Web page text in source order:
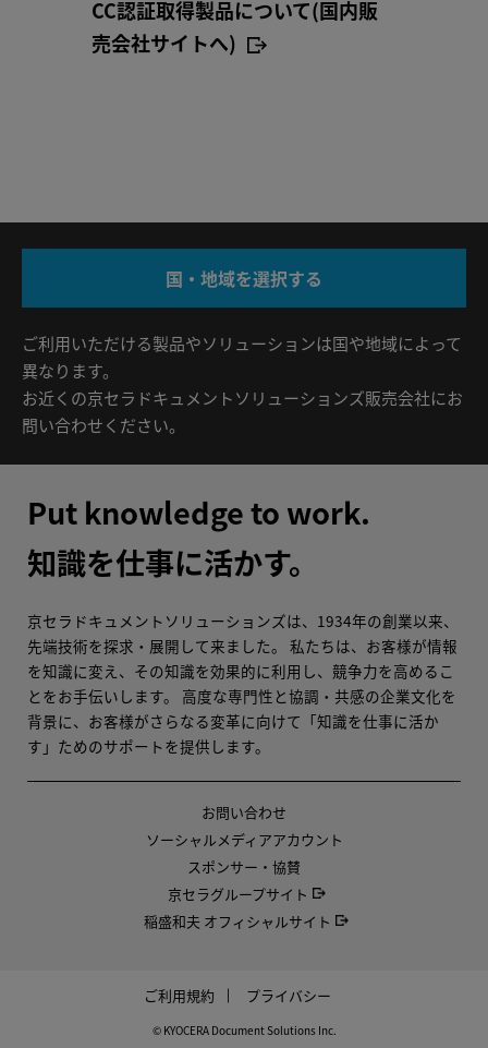
CC認証取得製品について(国内販
売会社サイトへ)
国・地域を選択する
ご利⽤いただける製品やソリューションは国や地域によって
異なります。
お近くの京セラドキュメントソリューションズ販売会社にお
問い合わせください。
Put knowledge to work.
知識を仕事に活かす。
京セラドキュメントソリューションズは、1934年の創業以来、
先端技術を探求・展開して来ました。 私たちは、お客様が情報
を知識に変え、その知識を効果的に利用し、競争力を高めるこ
とをお手伝いします。 高度な専門性と協調・共感の企業文化を
背景に、お客様がさらなる変革に向けて「知識を仕事に活か
す」ためのサポートを提供します。
お問い合わせ
ソーシャルメディアアカウント
スポンサー・協賛
京セラグループサイト
稲盛和夫 オフィシャルサイト
ご利用規約 プライバシー
© KYOCERA Document Solutions Inc.